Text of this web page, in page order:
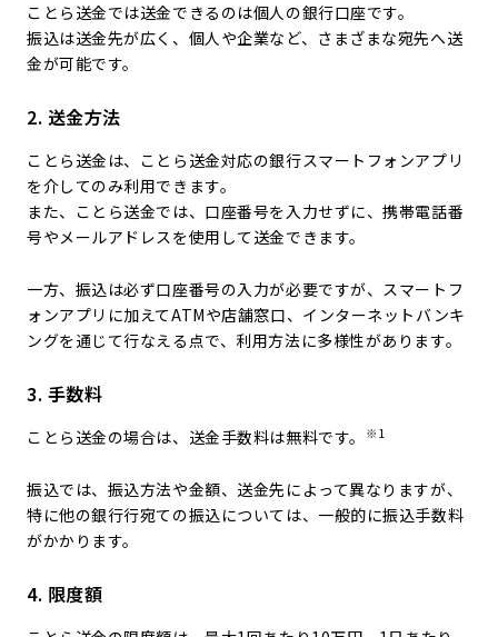
ことら送金では送金できるのは個人の銀行口座です。
振込は送金先が広く、個人や企業など、さまざまな宛先へ送
金が可能です。
2. 送金方法
ことら送金は、ことら送金対応の銀行スマートフォンアプリ
を介してのみ利用できます。
また、ことら送金では、口座番号を入力せずに、携帯電話番
号やメールアドレスを使用して送金できます。
一方、振込は必ず口座番号の入力が必要ですが、スマートフ
ォンアプリに加えてATMや店舗窓口、インターネットバンキ
ングを通じて行なえる点で、利用方法に多様性があります。
3. 手数料
ことら送金の場合は、送金手数料は無料です。 ※1
振込では、振込方法や金額、送金先によって異なりますが、
特に他の銀行行宛ての振込については、一般的に振込手数料
がかかります。
4. 限度額